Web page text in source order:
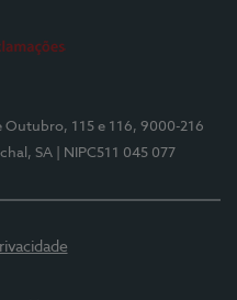
Outubro, 115 e 116, 9000-216
SA | NIPC511 045 077